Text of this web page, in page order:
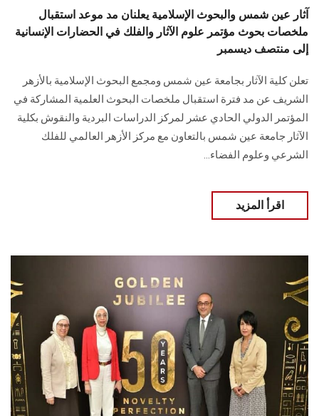
الزائـرون
سجل الان
آثار عين شمس والبحوث الإسلامية يعلنان مد موعد استقبال
ملخصات بحوث مؤتمر علوم الآثار والفلك في الحضارات الإنسانية
إلى منتصف ديسمبر
تعلن كلية الآثار بجامعة عين شمس ومجمع البحوث الإسلامية بالأزهر
الشريف عن مد فترة استقبال ملخصات البحوث العلمية المشاركة في
المؤتمر الدولي الحادي عشر لمركز الدراسات البردية والنقوش بكلية
الآثار جامعة عين شمس بالتعاون مع مركز الأزهر العالمي للفلك
الشرعي وعلوم الفضاء...
اقرأ المزيد